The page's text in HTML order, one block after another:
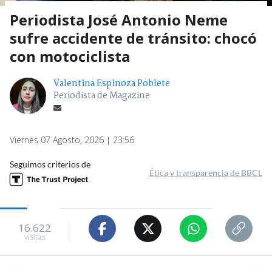
Periodista José Antonio Neme
sufre accidente de tránsito: chocó
con motociclista
Valentina Espinoza Poblete
Periodista de Magazine
Viernes 07 Agosto, 2026 | 23:56
Seguimos criterios de
Ética y transparencia de BBCL
16.622
visitas